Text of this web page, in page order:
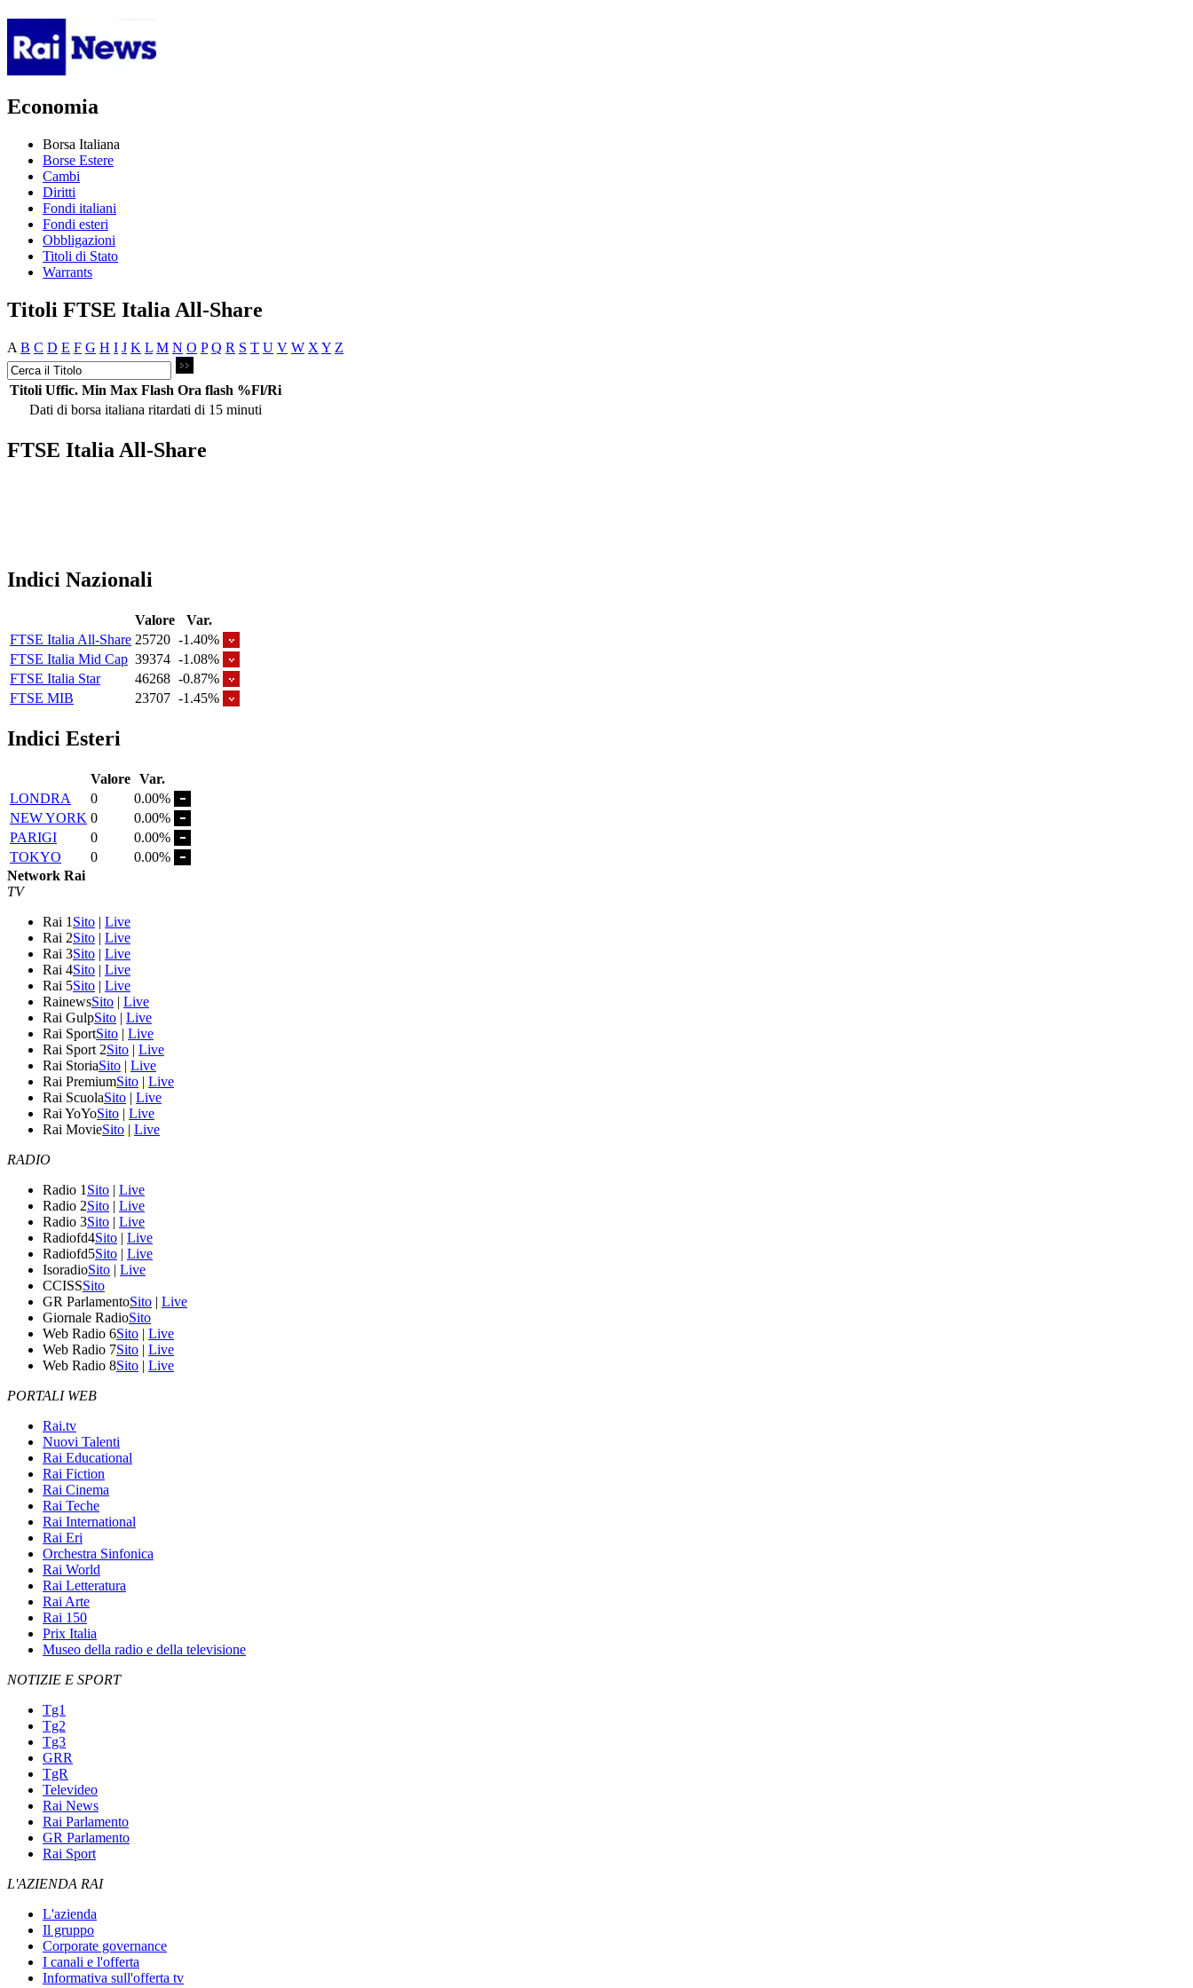
Economia
Borsa Italiana
Borse Estere
Cambi
Diritti
Fondi italiani
Fondi esteri
Obbligazioni
Titoli di Stato
Warrants
Titoli FTSE Italia All-Share
A B C D E F G H I J K L M N O P Q R S T U V W X Y Z
Titoli Uffic. Min Max Flash Ora flash %Fl/Ri
Dati di borsa italiana ritardati di 15 minuti
FTSE Italia All-Share
Indici Nazionali
Valore
Var.
FTSE Italia All-Share 25720 -1.40%
FTSE Italia Mid Cap 39374 -1.08%
FTSE Italia Star
46268 -0.87%
FTSE MIB
23707 -1.45%
Indici Esteri
Valore Var.
LONDRA
0
0.00%
NEW YORK 0
0.00%
PARIGI
0
0.00%
TOKYO
0
0.00%
Network Rai
TV
Rai 1 Sito | Live
Rai 2Sito | Live
Rai 3Sito | Live
Rai 4Sito | Live
Rai 5Sito | Live
RainewsSito | Live
Rai GulpSito | Live
Rai SportSito | Live
Rai Sport 2Sito | Live
Rai StoriaSito | Live
Rai PremiumSito | Live
Rai ScuolaSito | Live
Rai YoYoSito | Live
Rai MovieSito | Live
RADIO
Radio 1 Sito | Live
Radio 2Sito | Live
Radio 3Sito | Live
Radiofd4Sito | Live
Radiofd5Sito | Live
IsoradioSito | Live
CCISSSito
GR ParlamentoSito | Live
Giornale RadioSito
Web Radio 6Sito | Live
Web Radio 7Sito | Live
Web Radio 8Sito | Live
PORTALI WEB
Rai.tv
Nuovi Talenti
Rai Educational
Rai Fiction
Rai Cinema
Rai Teche
Rai International
Rai Eri
Orchestra Sinfonica
Rai World
Rai Letteratura
Rai Arte
Rai 150
Prix Italia
Museo della radio e della televisione
NOTIZIE E SPORT
Tg1
Tg2
Tg3
GRR
TgR
Televideo
Rai News
Rai Parlamento
GR Parlamento
Rai Sport
L'AZIENDA RAI
L'azienda
Il gruppo
Corporate governance
I canali e l'offerta
Informativa sull'offerta tv